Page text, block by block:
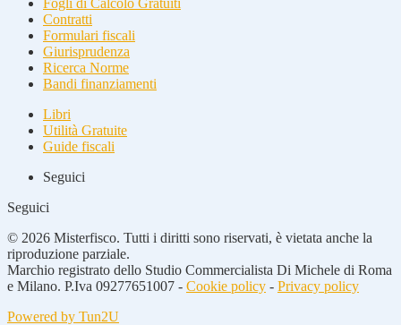
Contratti
Formulari fiscali
Giurisprudenza
Ricerca Norme
Bandi finanziamenti
Libri
Utilità Gratuite
Guide fiscali
Seguici
Seguici
© 2026 Misterfisco. Tutti i diritti sono riservati, è vietata anche la
riproduzione parziale.
Marchio registrato dello Studio Commercialista Di Michele di Roma
e Milano. P.Iva 09277651007 - Cookie policy - Privacy policy
Powered by Tun2U